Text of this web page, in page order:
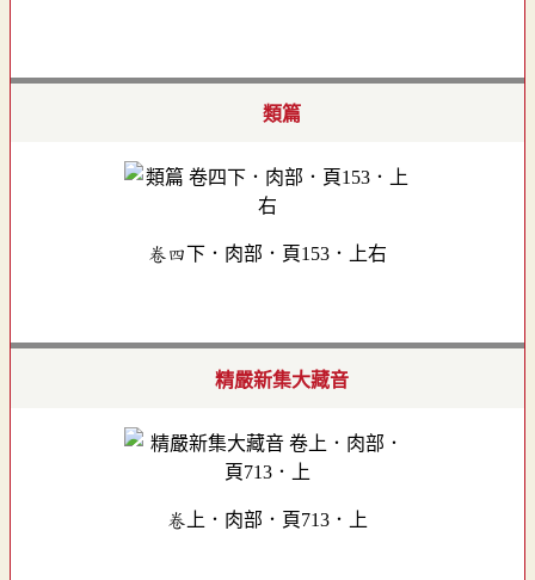
類篇
卷四下．肉部．頁153．上右
精嚴新集大藏音
卷上．肉部．頁713．上